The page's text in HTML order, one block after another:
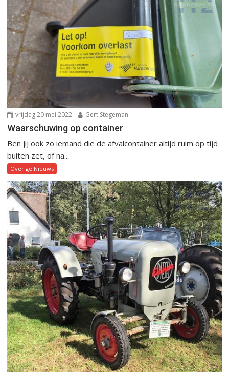
vrijdag 20 mei 2022 Gert Stegeman
Waarschuwing op container
Ben jij ook zo iemand die de afvalcontainer altijd ruim op tijd
buiten zet, of na...
Overige Nieuws